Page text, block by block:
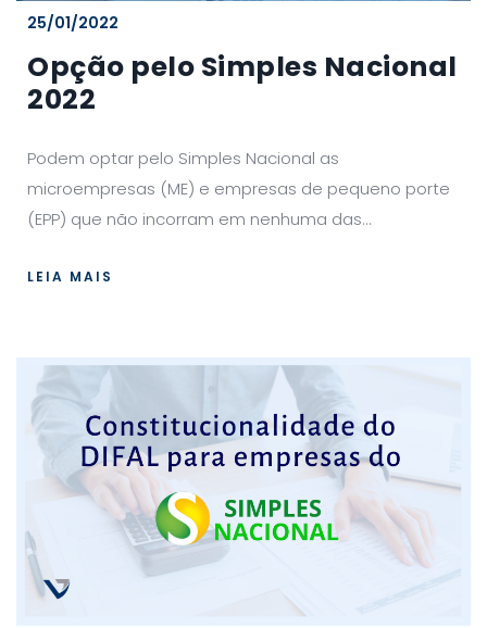
25/01/2022
Opção pelo Simples Nacional
2022
Podem optar pelo Simples Nacional as
microempresas (ME) e empresas de pequeno porte
(EPP) que não incorram em nenhuma das...
LEIA MAIS